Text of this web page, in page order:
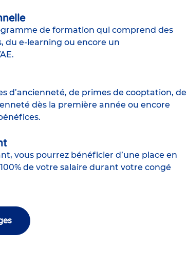
de formation qui comprend des
du e-learning ou encore un
.
d’ancienneté, de primes de cooptation, de
dès la première année ou encore
vous pourrez bénéficier d’une place en
de votre salaire durant votre congé